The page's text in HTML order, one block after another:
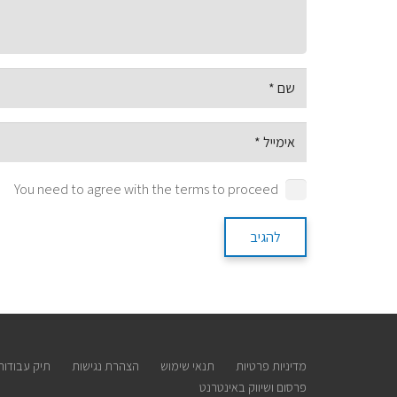
You need to agree with the terms to proceed
להגיב
מדיניות פרטיות תנאי שימוש הצהרת נגישות תיק
פרסום ושיווק באינטרנט